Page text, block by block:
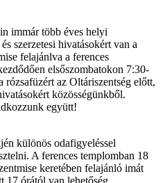
immár több éves helyi
szerzetesi hivatásokért van a
felajánlva a ferences
elsőszombatokon 7:30-
az Oltáriszentség előtt,
közösségünkből.
együtt!
különös odafigyeléssel
A ferences templomban 18
keretében felajánló imát